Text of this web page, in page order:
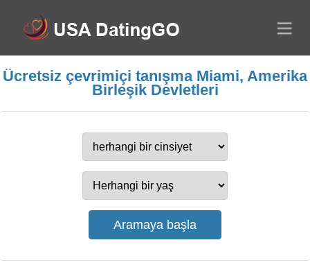
Ücretsiz çevrimiçi tanışma Miami, Amerika
Birleşik Devletleri